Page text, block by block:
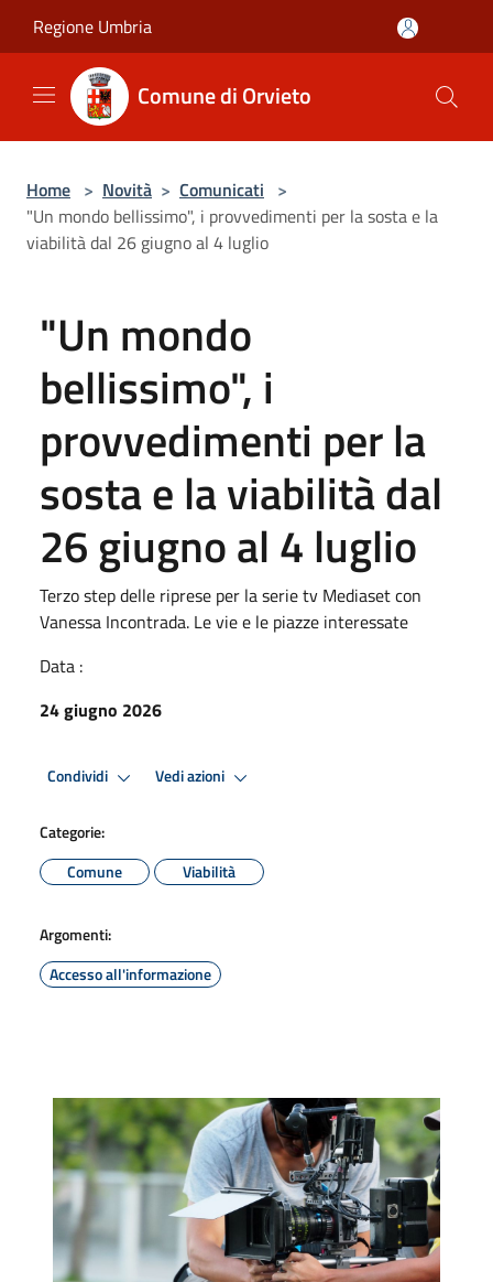
Regione Umbria
Comune di Orvieto
Home > Novità > Comunicati >
"Un mondo bellissimo", i provvedimenti per la sosta e la
viabilità dal 26 giugno al 4 luglio
"Un mondo
bellissimo", i
provvedimenti per la
sosta e la viabilità dal
26 giugno al 4 luglio
Terzo step delle riprese per la serie tv Mediaset con
Vanessa Incontrada. Le vie e le piazze interessate
Data :
24 giugno 2026
Condividi Vedi azioni
Categorie:
Comune
Viabilità
Argomenti:
Accesso all'informazione